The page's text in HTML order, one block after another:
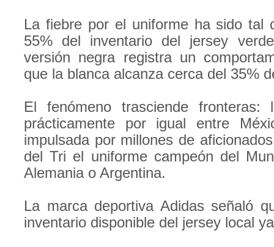
La fiebre por el uniforme ha sido tal
55% del inventario del jersey
versión negra registra un
que la blanca alcanza cerca del 35%
El fenómeno trasciende
prácticamente por igual entre
impulsada por millones de
del Tri el uniforme campeón del
Alemania o Argentina.
La marca deportiva Adidas señaló
inventario disponible del jersey local